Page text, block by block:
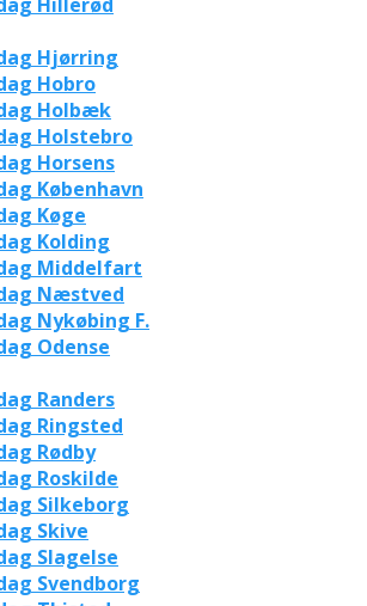
Hjørring
Hobro
Holbæk
Holstebro
Horsens
København
Køge
Kolding
Middelfart
Næstved
Nykøbing F.
Odense
Randers
Ringsted
Rødby
Roskilde
Silkeborg
Skive
Slagelse
Svendborg